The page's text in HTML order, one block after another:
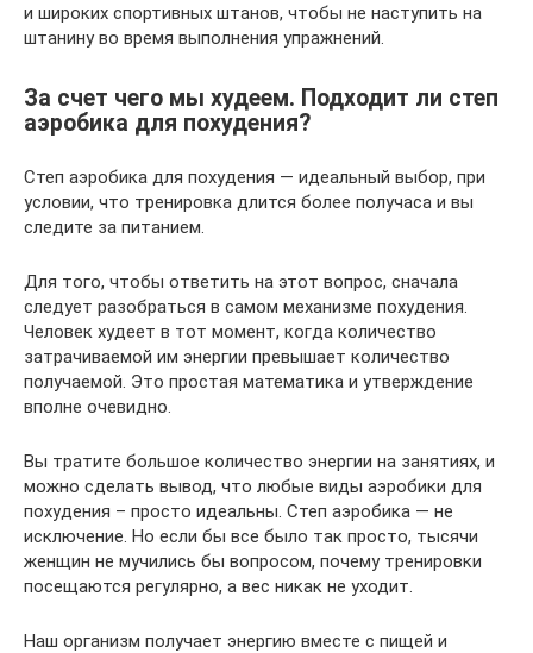
и широких спортивных штанов, чтобы не наступить на
штанину во время выполнения упражнений.
За счет чего мы худеем. Подходит ли степ
аэробика для похудения?
Степ аэробика для похудения — идеальный выбор, при
условии, что тренировка длится более получаса и вы
следите за питанием.
Для того, чтобы ответить на этот вопрос, сначала
следует разобраться в самом механизме похудения.
Человек худеет в тот момент, когда количество
затрачиваемой им энергии превышает количество
получаемой. Это простая математика и утверждение
вполне очевидно.
Вы тратите большое количество энергии на занятиях, и
можно сделать вывод, что любые виды аэробики для
похудения – просто идеальны. Степ аэробика — не
исключение. Но если бы все было так просто, тысячи
женщин не мучились бы вопросом, почему тренировки
посещаются регулярно, а вес никак не уходит.
Наш организм получает энергию вместе с пищей и